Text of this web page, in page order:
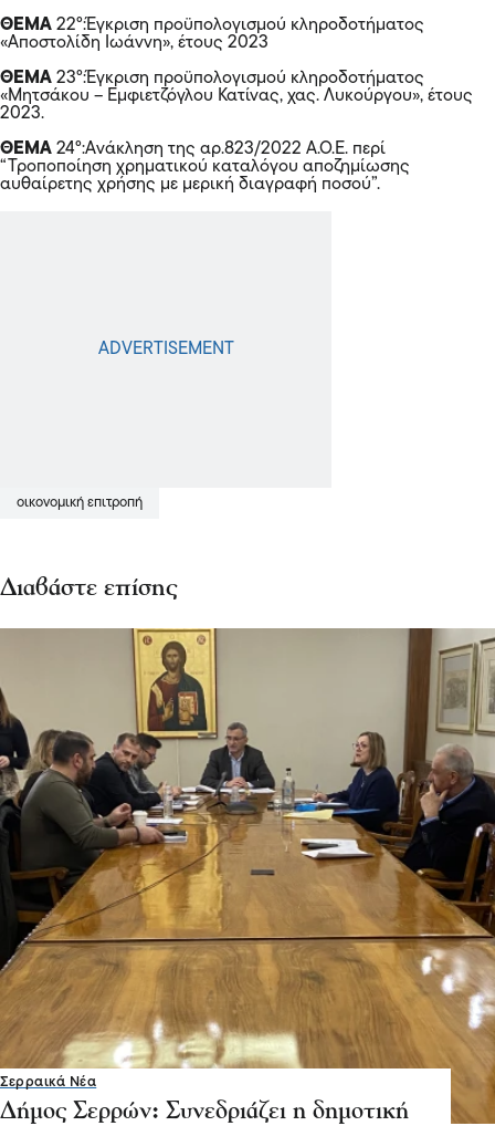
ΘΕΜΑ 22°:Έγκριση προϋπολογισμού κληροδοτήματος
«Αποστολίδη Ιωάννη», έτους 2023
ΘΕΜΑ 23°:Έγκριση προϋπολογισμού κληροδοτήματος
«Μητσάκου – Εμφιετζόγλου Κατίνας, χας. Λυκούργου», έτους
2023.
ΘΕΜΑ 24°:Ανάκληση της αρ.823/2022 Α.Ο.Ε. περί
“Τροποποίηση χρηματικού καταλόγου αποζημίωσης
αυθαίρετης χρήσης με μερική διαγραφή ποσού”.
οικονομική επιτροπή
Διαβάστε επίσης
Σερραικά Νέα
Δήμος Σερρών: Συνεδριάζει η δημοτική